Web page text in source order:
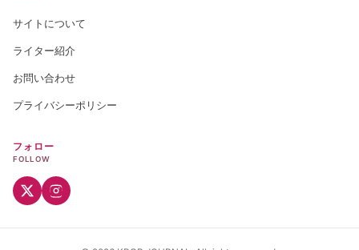
サイトについて
ライター紹介
お問い合わせ
プライバシーポリシー
フォロー
FOLLOW